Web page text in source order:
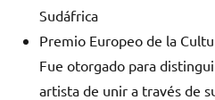
Sudáfrica
Premio Europeo de la
Fue otorgado para
artista de unir a través de